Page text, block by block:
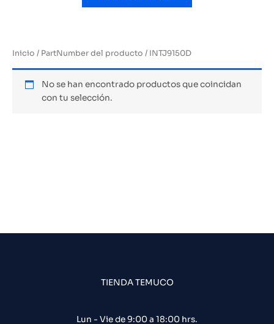
Inicio / PartNumber del producto / INTJ9150D
No se han encontrado productos que coincidan
con tu selección.
TIENDA TEMUCO
Lun - Vie de 9:00 a 18:00 hrs.